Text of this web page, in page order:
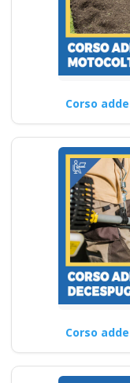
Corso
Corso